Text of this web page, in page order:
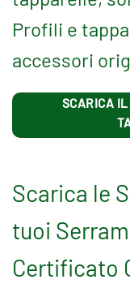
Profili e
accessori
SCARICA
Scarica le
tuoi
Certificato